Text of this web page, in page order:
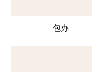
包办